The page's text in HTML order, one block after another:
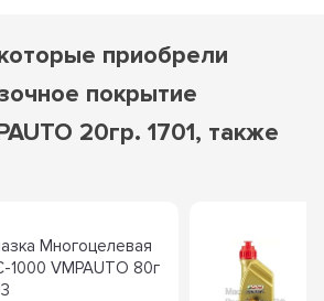
приобрели
покрытие
20гр. 1701, также
Многоцелевая
1000 VMPAUTO 80г